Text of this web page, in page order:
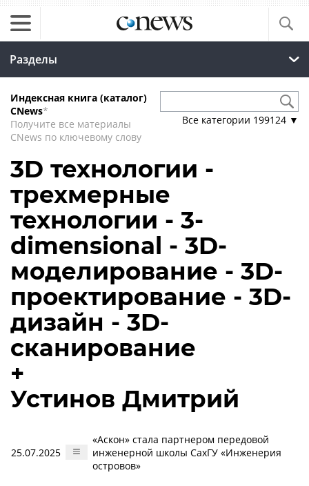
Разделы
Индексная книга (каталог)
CNews*
Получите все материалы
CNews по ключевому слову
Все категории 199124 ▼
3D технологии -
трехмерные
технологии - 3-
dimensional - 3D-
моделирование - 3D-
проектирование - 3D-
дизайн - 3D-
сканирование
+
Устинов Дмитрий
25.07.2025
«Аскон» стала партнером передовой
инженерной школы СахГУ «Инженерия
островов»